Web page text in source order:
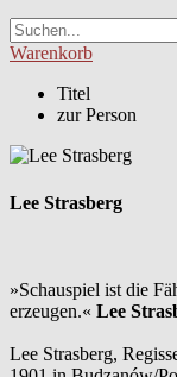
Warenkorb
Titel
zur Person
Lee Strasberg
»Schauspiel ist die
erzeugen.« Lee
Lee Strasberg,